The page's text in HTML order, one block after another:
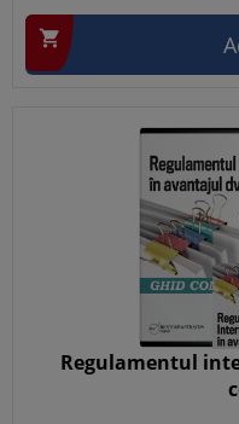

Regulamentul